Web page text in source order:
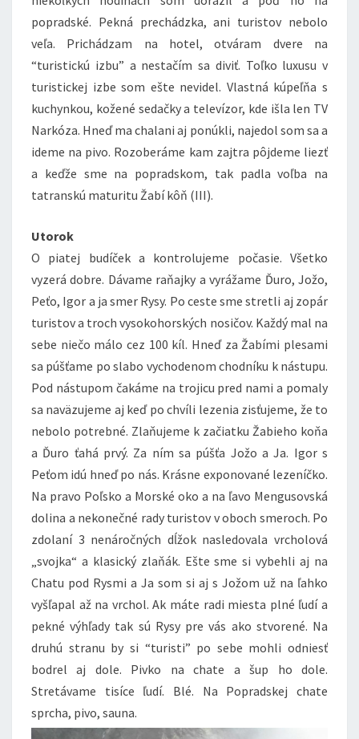
popradské. Pekná prechádzka, ani turistov nebolo
veľa. Prichádzam na hotel, otváram dvere na
“turistickú izbu” a nestačím sa diviť. Toľko luxusu v
turistickej izbe som ešte nevidel. Vlastná kúpeľňa s
kuchynkou, kožené sedačky a televízor, kde išla len TV
Narkóza. Hneď ma chalani aj ponúkli, najedol som sa a
ideme na pivo. Rozoberáme kam zajtra pôjdeme liezť
a keďže sme na popradskom, tak padla voľba na
tatranskú maturitu Žabí kôň (III).
Utorok
O piatej budíček a kontrolujeme počasie. Všetko
vyzerá dobre. Dávame raňajky a vyrážame Ďuro, Jožo,
Peťo, Igor a ja smer Rysy. Po ceste sme stretli aj zopár
turistov a troch vysokohorských nosičov. Každý mal na
sebe niečo málo cez 100 kíl. Hneď za Žabími plesami
sa púšťame po slabo vychodenom chodníku k nástupu.
Pod nástupom čakáme na trojicu pred nami a pomaly
sa naväzujeme aj keď po chvíli lezenia zisťujeme, že to
nebolo potrebné. Zlaňujeme k začiatku Žabieho koňa
a Ďuro ťahá prvý. Za ním sa púšťa Jožo a Ja. Igor s
Peťom idú hneď po nás. Krásne exponované lezeníčko.
Na pravo Poľsko a Morské oko a na ľavo Mengusovská
dolina a nekonečné rady turistov v oboch smeroch. Po
zdolaní 3 nenáročných dĺžok nasledovala vrcholová
„svojka“ a klasický zlaňák. Ešte sme si vybehli aj na
Chatu pod Rysmi a Ja som si aj s Jožom už na ľahko
vyšľapal až na vrchol. Ak máte radi miesta plné ľudí a
pekné výhľady tak sú Rysy pre vás ako stvorené. Na
druhú stranu by si “turisti” po sebe mohli odniesť
bodrel aj dole. Pivko na chate a šup ho dole.
Stretávame tisíce ľudí. Blé. Na Popradskej chate
sprcha, pivo, sauna.